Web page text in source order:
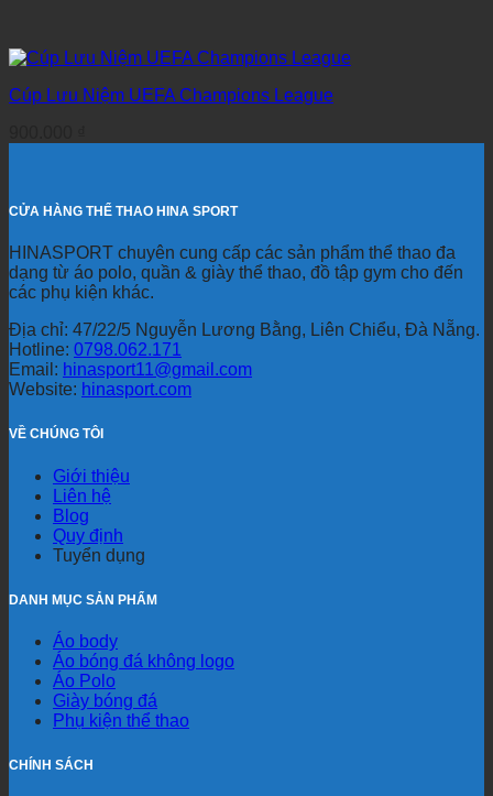
Cúp Lưu Niệm UEFA Champions League
CỬA HÀNG THỂ THAO HINA SPORT
HINASPORT chuyên cung cấp các sản phẩm thể thao đa
dạng từ áo polo, quần & giày thể thao, đồ tập gym cho đến
các phụ kiện khác.
Địa chỉ: 47/22/5 Nguyễn Lương Bằng, Liên Chiểu, Đà Nẵng.
Hotline: 0798.062.171
Email: hinasport11@gmail.com
Website: hinasport.com
VỀ CHÚNG TÔI
Giới thiệu
Liên hệ
Blog
Quy định
Tuyển dụng
DANH MỤC SẢN PHẨM
Áo body
Áo bóng đá không logo
Áo Polo
Giày bóng đá
Phụ kiện thể thao
CHÍNH SÁCH